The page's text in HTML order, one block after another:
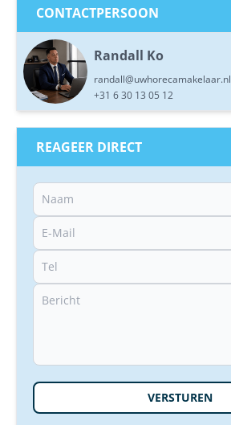
CONTACTPERSOON
Randall Ko
randall@uwhorecamakelaar.nl
+31 6 30 13 05 12
REAGEER DIRECT
VERSTUREN